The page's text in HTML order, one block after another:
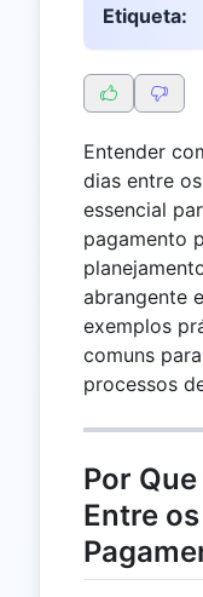
Etiqueta:
Entender
dias entre
essencial
pagamento
abrangente
exemplos
comuns
processos
Por
Entre